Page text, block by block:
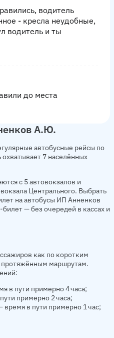
водитель
- кресла неудобные,
водитель и ты
до места
А.Ю.
автобусные рейсы по
7 населённых
с 5 автовокзалов и
Центрального. Выбрать
на автобусы ИП Анненков
— без очередей в кассах и
как по коротким
маршрутам.
в пути примерно 4 часа;
примерно 2 часа;
в пути примерно 1 час;